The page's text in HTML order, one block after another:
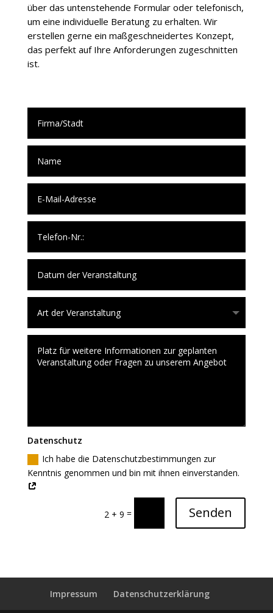
über das untenstehende Formular oder telefonisch,
um eine individuelle Beratung zu erhalten. Wir
erstellen gerne ein maßgeschneidertes Konzept,
das perfekt auf Ihre Anforderungen zugeschnitten
ist.
Datenschutz
Ich habe die Datenschutzbestimmungen zur
Kenntnis genommen und bin mit ihnen einverstanden.
2 + 9 = Senden
Impressum Datenschutzerklärung